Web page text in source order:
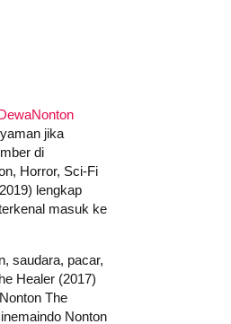
jika
di
Horror, Sci-Fi
lengkap
masuk ke
saudara, pacar,
Healer (2017)
The
Nonton